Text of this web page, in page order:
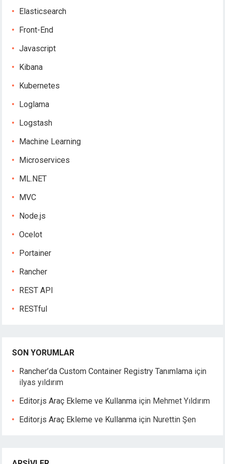
Elasticsearch
Front-End
Javascript
Kibana
Kubernetes
Loglama
Logstash
Machine Learning
Microservices
ML.NET
MVC
Node.js
Ocelot
Portainer
Rancher
REST API
RESTful
SON YORUMLAR
Rancher’da Custom Container Registry Tanımlama için
ilyas yıldırım
Editor.js Araç Ekleme ve Kullanma için Mehmet Yıldırım
Editor.js Araç Ekleme ve Kullanma için Nurettin Şen